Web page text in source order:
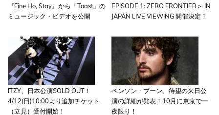
『Fine Ho, Stay』から「Toast」の
ミュージック・ビデオを公開
EPISODE 1: ZERO FRONTIER＞ IN
JAPAN LIVE VIEWING 開催決定！
ITZY、日本公演SOLD OUT！
4/12(日)10:00より追加チケット
（立見）受付開始！
ベンソン・ブーン、待望の来日公
演の詳細が発表！10月に東京で一
夜限り！